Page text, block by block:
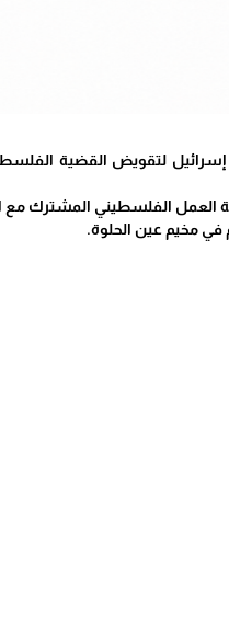
لتقويض القضية
العمل الفلسطيني المشترك
مخيم عين الحلوة.